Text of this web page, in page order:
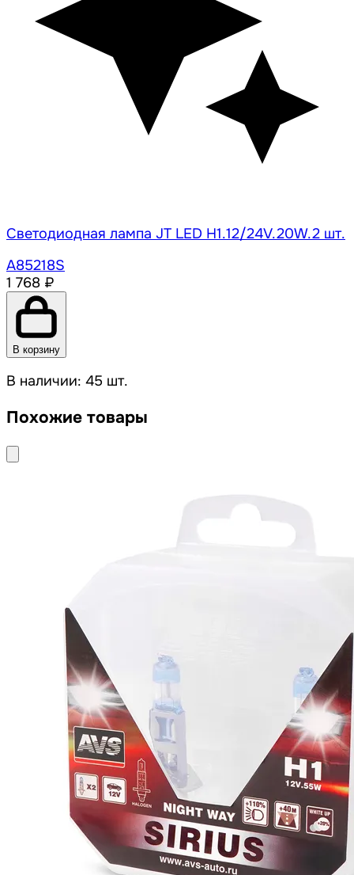
Светодиодная лампа JT LED H1.12/24V.20W.2 шт.
A85218S
1 768 ₽
В корзину
В наличии: 45 шт.
Похожие товары